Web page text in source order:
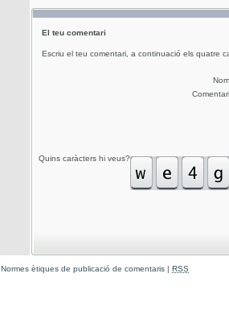
El teu comentari
Escriu el teu comentari, a continuació els quatre
Nom
Comentari
Quins caràcters hi veus?
Normes ètiques de publicació de comentaris | RSS